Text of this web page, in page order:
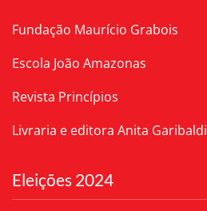
Fundação Maurício Grabois
Escola João Amazonas
Revista Princípios
Livraria e editora Anita Garibaldi
Eleições 2024